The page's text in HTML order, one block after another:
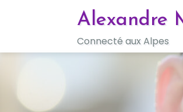
Alexandre
Connecté aux Alpes